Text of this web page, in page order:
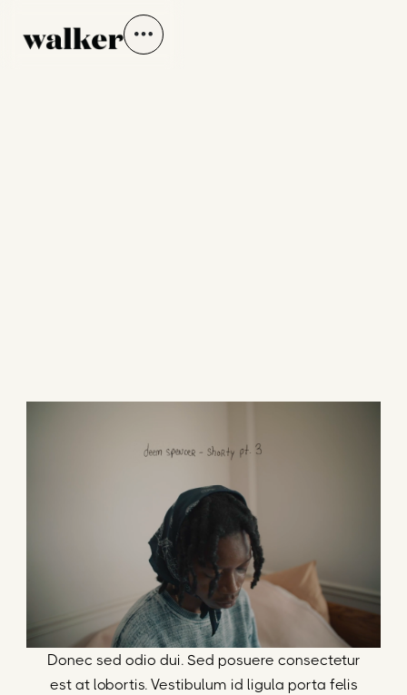
BY DEEM
SPENCER
Donec sed odio dui. Sed posuere consectetur
est at lobortis. Vestibulum id ligula porta felis